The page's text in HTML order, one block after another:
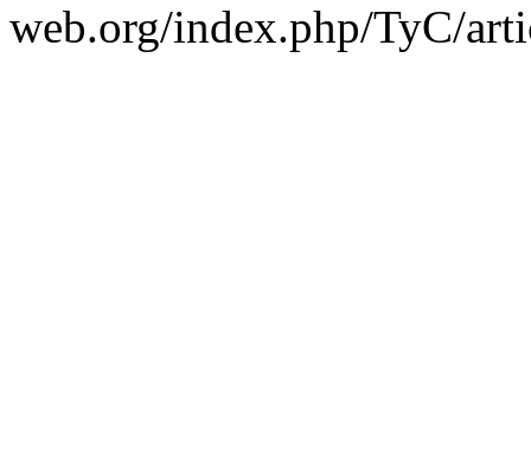
web.org/index.php/TyC/